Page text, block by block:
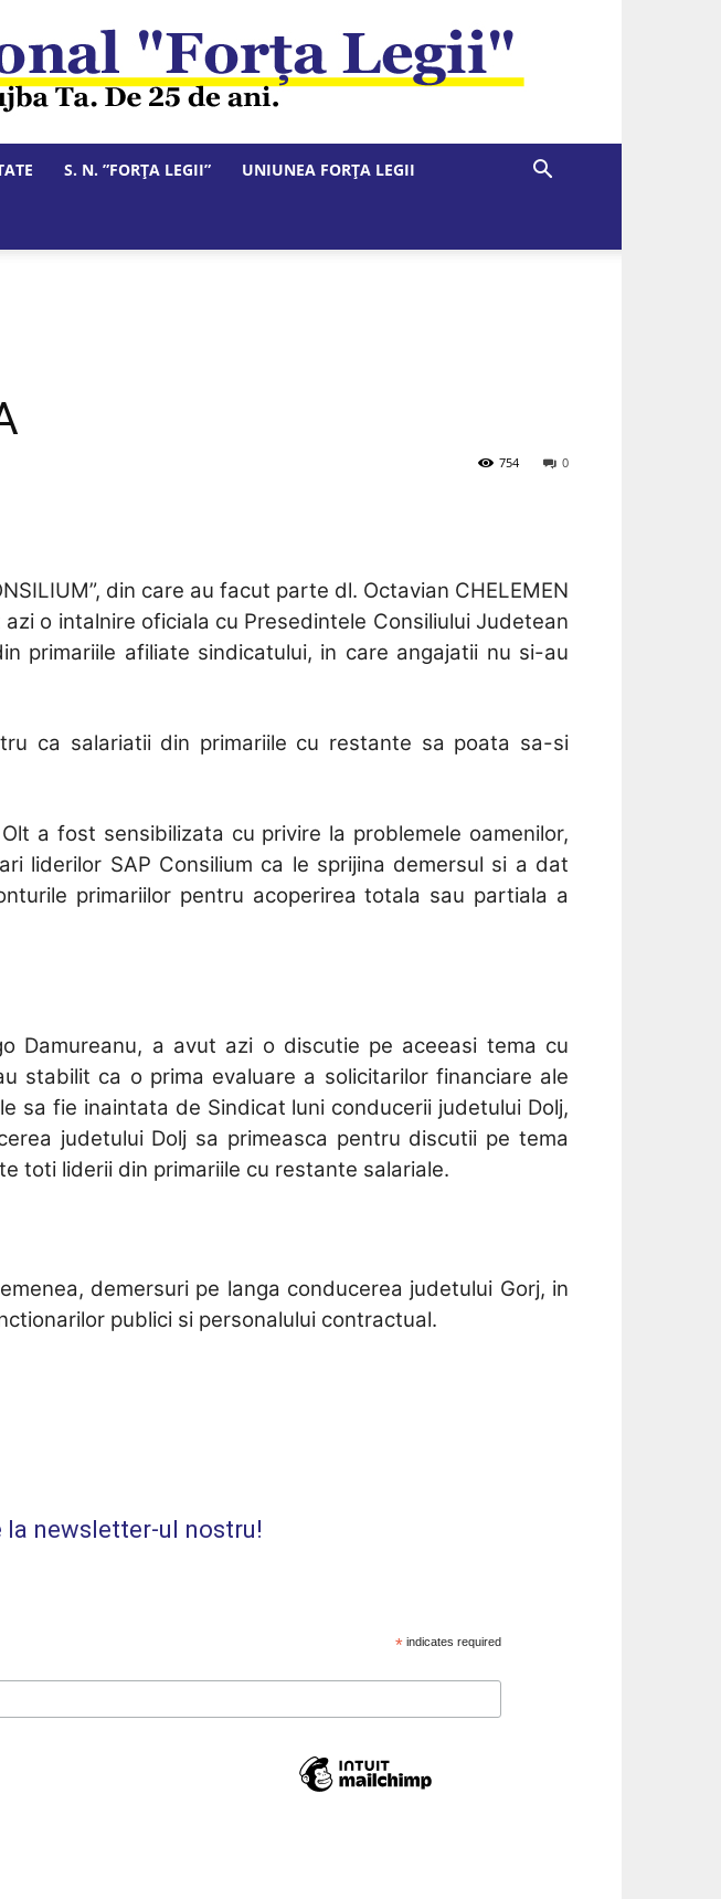
S. N. ”FORȚA LEGII” UNIUNEA FORȚA LEGII
0
754
din care au facut parte dl. Octavian CHELEMEN
o intalnire oficiala cu Presedintele Consiliului Judetean
primariile afiliate sindicatului, in care angajatii nu si-au
ca salariatii din primariile cu restante sa poata sa-si
a fost sensibilizata cu privire la problemele oamenilor,
liderilor SAP Consilium ca le sprijina demersul si a dat
primariilor pentru acoperirea totala sau partiala a
Damureanu, a avut azi o discutie pe aceeasi tema cu
stabilit ca o prima evaluare a solicitarilor financiare ale
sa fie inaintata de Sindicat luni conducerii judetului Dolj,
judetului Dolj sa primeasca pentru discutii pe tema
toti liderii din primariile cu restante salariale.
demersuri pe langa conducerea judetului Gorj, in
publici si personalului contractual.
la newsletter-ul nostru!
*indicates required